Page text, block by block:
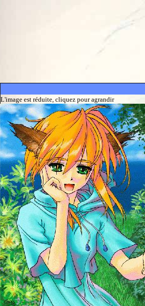
L'image est réduite, cliquez pour agrandir